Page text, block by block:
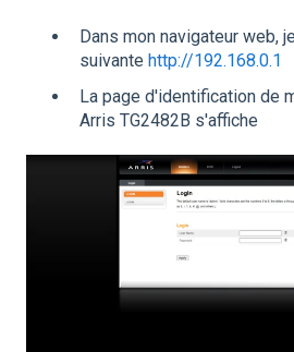
Dans mon navigateur web,
suivante http://192.168.0.1
La page d'identification de
Arris TG2482B s'affiche